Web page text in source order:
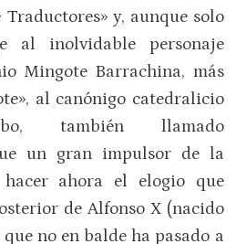
Traductores» y, aunque solo
al inolvidable personaje
Mingote Barrachina, más
al canónigo catedralicio
también llamado
un gran impulsor de la
hacer ahora el elogio que
de Alfonso X (nacido
que no en balde ha pasado a